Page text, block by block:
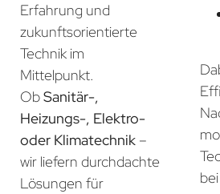
Erfahrung und
zukunftsorientierte
Technik im
Mittelpunkt.
ObSanitär-,
Heizungs-, Elektro-
oder Klimatechnik –
wir liefern durchdachte
Lösungen für